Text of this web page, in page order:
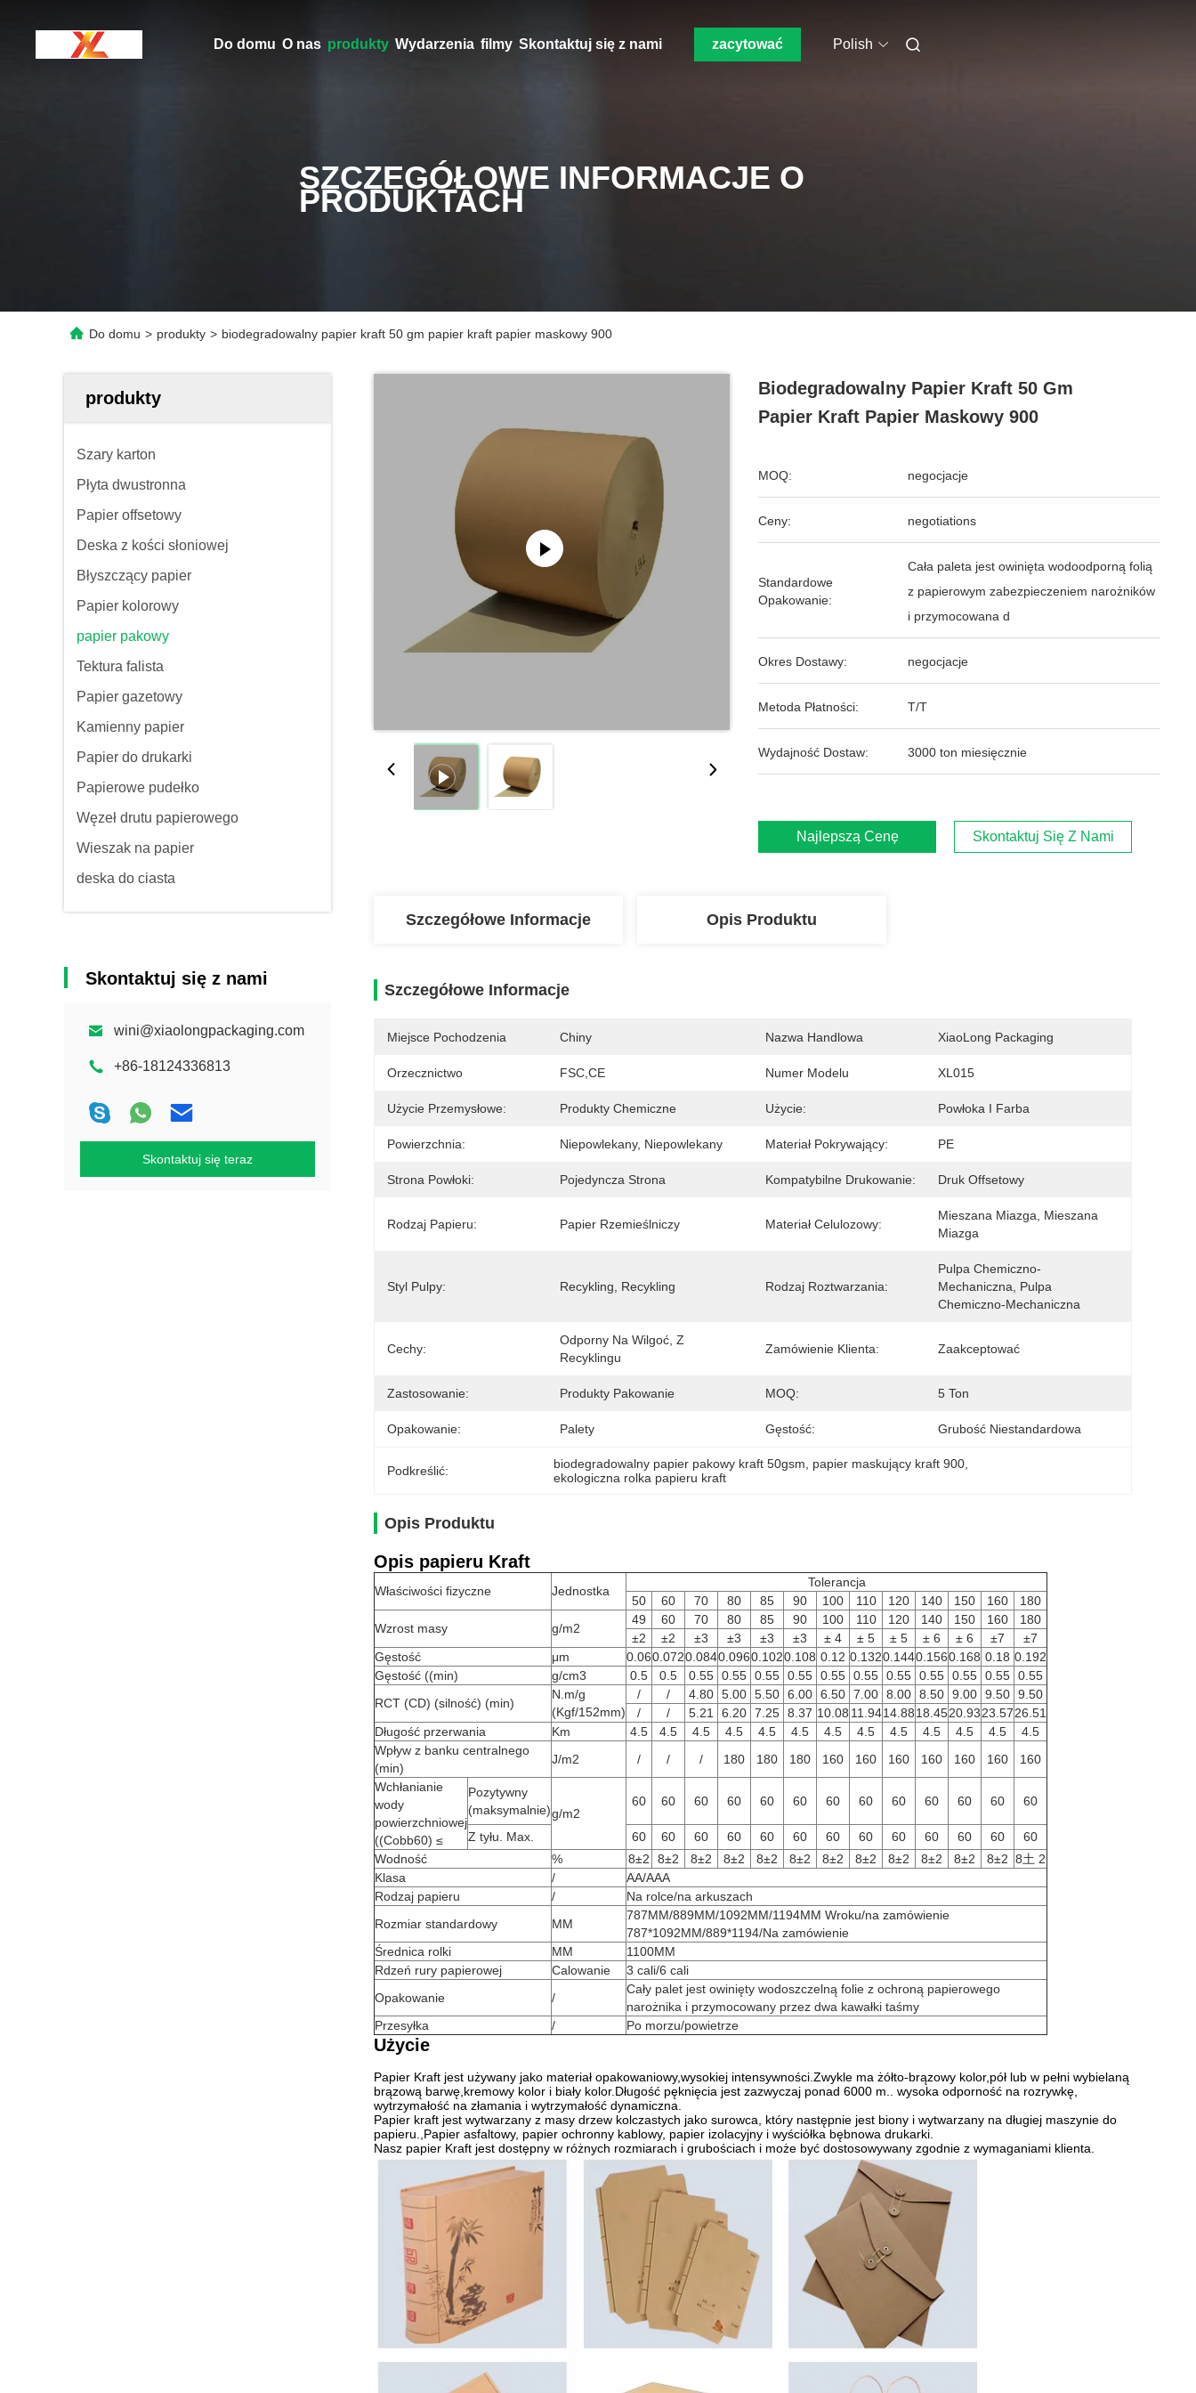
Do domu O nas produkty Wydarzenia filmy Skontaktuj się z nami zacytować Polish
SZCZEGÓŁOWE INFORMACJE O
PRODUKTACH
Do domu > produkty > biodegradowalny papier kraft 50 gm papier kraft papier maskowy 900
produkty
Szary karton
Płyta dwustronna
Papier offsetowy
Deska z kości słoniowej
Błyszczący papier
Papier kolorowy
papier pakowy
Tektura falista
Papier gazetowy
Kamienny papier
Papier do drukarki
Papierowe pudełko
Węzeł drutu papierowego
Wieszak na papier
deska do ciasta
Skontaktuj się z nami
wini@xiaolongpackaging.com
+86-18124336813
Skontaktuj się teraz
Biodegradowalny Papier Kraft 50 Gm
Papier Kraft Papier Maskowy 900
MOQ: negocjacje
Ceny: negotiations
Standardowe
Opakowanie:
Cała paleta jest owinięta wodoodporną folią
z papierowym zabezpieczeniem narożników
i przymocowana d
Okres Dostawy: negocjacje
Metoda Płatności: T/T
Wydajność Dostaw: 3000 ton miesięcznie
Najlepszą Cenę Skontaktuj Się Z Nami
Szczegółowe Informacje Opis Produktu
Szczegółowe Informacje
Miejsce Pochodzenia Chiny Nazwa Handlowa XiaoLong Packaging
Orzecznictwo FSC,CE Numer Modelu XL015
Użycie Przemysłowe: Produkty Chemiczne Użycie: Powłoka I Farba
Powierzchnia: Niepowlekany, Niepowlekany Materiał Pokrywający: PE
Strona Powłoki: Pojedyncza Strona Kompatybilne Drukowanie: Druk Offsetowy
Rodzaj Papieru: Papier Rzemieślniczy Materiał Celulozowy:
Mieszana Miazga, Mieszana
Miazga
Styl Pulpy: Recykling, Recykling Rodzaj Roztwarzania:
Pulpa Chemiczno-
Mechaniczna, Pulpa
Chemiczno-Mechaniczna
Cechy:
Odporny Na Wilgoć, Z
Recyklingu
Zamówienie Klienta: Zaakceptować
Zastosowanie: Produkty Pakowanie MOQ: 5 Ton
Opakowanie: Palety Gęstość: Grubość Niestandardowa
Podkreślić: biodegradowalny papier pakowy kraft 50gsm papier maskujący kraft 900
ekologiczna rolka papieru kraft
Opis Produktu
Opis papieru Kraft
Właściwości fizyczne Jednostka
Tolerancja
50
60 70 80 85 90 100 110 120 140 150 160
180
Wzrost masy
g/m2
49 60 70 80 85 90 100 110 120 140 150 160
180
±2
±2 ±3 ±3 ±3 ±3 ± 4 ± 5 ± 5 ± 6 ± 6 ±7
±7
Gęstość
μm 0.060.0720.0840.0960.1020.108 0.12 0.1320.1440.1560.168 0.18 0.192
Gęstość ((min)
g/cm3 0.5 0.5 0.55 0.55 0.55 0.55 0.55 0.55 0.55 0.55 0.55 0.55 0.55
RCT (CD) (silność) (min)
N.m/g
(Kgf/152mm)
/ / 4.80 5.00 5.50 6.00 6.50 7.00 8.00 8.50 9.00 9.50 9.50
/
/ 5.21 6.20 7.25 8.37 10.08 11.9414.8818.4520.9323.5726.51
Długość przerwania
Km 4.5 4.5 4.5 4.5 4.5 4.5 4.5 4.5 4.5 4.5 4.5 4.5
4.5
Wpływ z banku centralnego
(min)
J/m2 / / / 180 180 180 160 160 160 160 160 160
160
Wchłanianie
wody
powierzchniowej
((Cobb60) ≤
Pozytywny
(maksymalnie)g/m2
60 60 60 60 60 60 60 60 60 60 60 60 60
Z tyłu. Max. 60 60 60 60 60 60 60 60 60 60 60 60
60
Wodność
% 8±2 8±2 8±2 8±2 8±2 8±2 8±2 8±2 8±2 8±2 8±2 8±2 8土 2
Klasa
/
AA/AAA
Rodzaj papieru
/
Na rolce/na arkuszach
Rozmiar standardowy
MM
787MM/889MM/1092MM/1194MM Wroku/na zamówienie
787*1092MM/889*1194/Na zamówienie
Średnica rolki
MM
1100MM
Rdzeń rury papierowej
Calowanie
3 cali/6 cali
Opakowanie
/
Cały palet jest owinięty wodoszczelną folie z ochroną papierowego
narożnika i przymocowany przez dwa kawałki taśmy
Przesyłka
/ Po morzu/powietrze
Użycie
Papier Kraft jest używany jako materiał opakowaniowy,wysokiej intensywności.Zwykle ma żółto-brązowy kolor,pół lub w pełni wybielaną
brązową barwę,kremowy kolor i biały kolor.Długość pęknięcia jest zazwyczaj ponad 6000 m.. wysoka odporność na rozrywkę,
wytrzymałość na złamania i wytrzymałość dynamiczna.
Papier kraft jest wytwarzany z masy drzew kolczastych jako surowca, który następnie jest biony i wytwarzany na długiej maszynie do
papieru.,Papier asfaltowy, papier ochronny kablowy, papier izolacyjny i wyściółka bębnowa drukarki.
Nasz papier Kraft jest dostępny w różnych rozmiarach i grubościach i może być dostosowywany zgodnie z wymaganiami klienta.